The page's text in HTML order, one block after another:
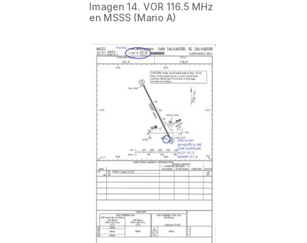
Imagen 14. VOR 116.5 MHz
en MSSS (Mario A)